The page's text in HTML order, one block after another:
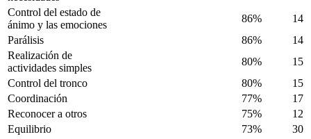
Control del estado de
ánimo y las emociones
86%
14
Parálisis
86%
14
Realización de
actividades simples
80%
15
Control del tronco
80%
15
Coordinación
77%
17
Reconocer a otros
75%
12
Equilibrio
73%
30